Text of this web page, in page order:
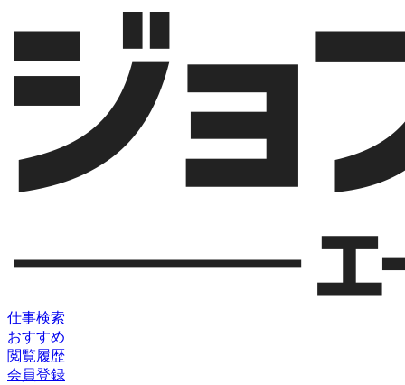
仕事検索
おすすめ
閲覧履歴
会員登録